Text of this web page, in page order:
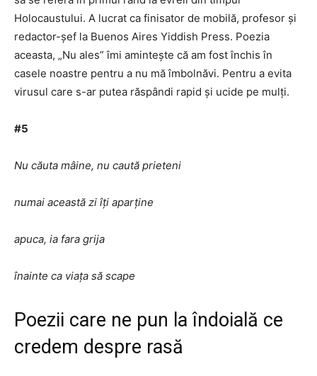
Holocaustului. A lucrat ca finisator de mobilă, profesor și
redactor-șef la Buenos Aires Yiddish Press. Poezia
aceasta, „Nu ales” îmi amintește că am fost închis în
casele noastre pentru a nu mă îmbolnăvi. Pentru a evita
virusul care s-ar putea răspândi rapid și ucide pe mulți.
#5
Nu căuta mâine, nu caută prieteni
numai această zi îți aparține
apuca, ia fara grija
înainte ca viața să scape
Poezii care ne pun la îndoială ce
credem despre rasă